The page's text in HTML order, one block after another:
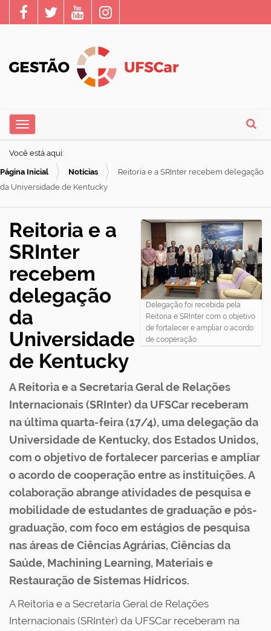
Busca
e
g
Toggle navigation
Você está aqui:
Página Inicial Notícias
Reitoria e a SRInter recebem delegação
da Universidade de Kentucky
Delegação foi recebida pela
Reitoria e SRInter com o objetivo
de fortalecer e ampliar o acordo
de cooperação
Reitoria e a
SRInter
recebem
delegação
da
Universidade
de Kentucky
A Reitoria e a Secretaria Geral de Relações
Internacionais (SRInter) da UFSCar receberam
na última quarta-feira (17/4), uma delegação da
Universidade de Kentucky, dos Estados Unidos,
com o objetivo de fortalecer parcerias e ampliar
o acordo de cooperação entre as instituições. A
colaboração abrange atividades de pesquisa e
mobilidade de estudantes de graduação e pós-
graduação, com foco em estágios de pesquisa
nas áreas de Ciências Agrárias, Ciências da
Saúde, Machining Learning, Materiais e
Restauração de Sistemas Hídricos.
A Reitoria e a Secretaria Geral de Relações
Internacionais (SRInter) da UFSCar receberam na